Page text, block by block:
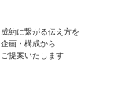
成約に繋がる伝え方を
企画・構成から
ご提案いたします